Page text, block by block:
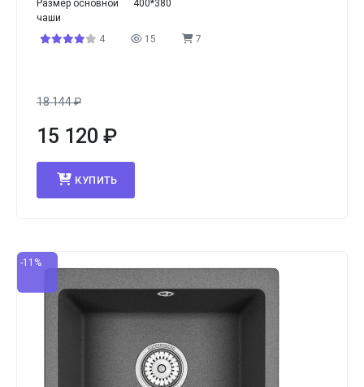
Размер основной
чаши
400*380
4 15 7
18 144₽
15 120 ₽
КУПИТЬ
-11%